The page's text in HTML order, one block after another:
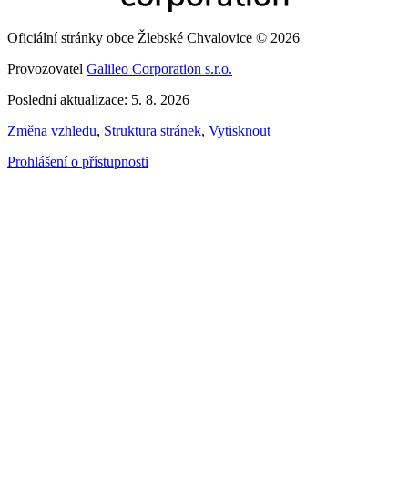
Oficiální stránky obce Žlebské Chvalovice © 2026
Provozovatel Galileo Corporation s.r.o.
Poslední aktualizace: 5. 8. 2026
Změna vzhledu, Struktura stránek, Vytisknout
Prohlášení o přístupnosti